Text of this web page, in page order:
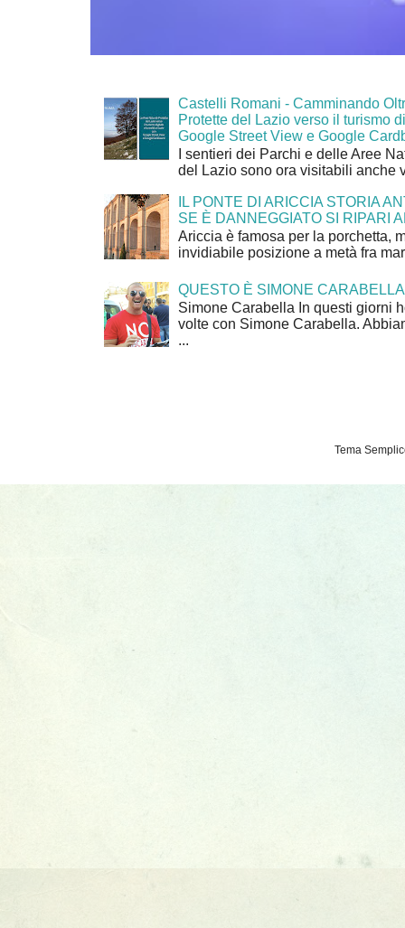
Castelli Romani - Camminando
Protette del Lazio verso il turismo
Google Street View e Google
I sentieri dei Parchi e delle Aree
del Lazio sono ora visitabili anche
IL PONTE DI ARICCIA STORIA
SE È DANNEGGIATO SI RIPARI
Ariccia è famosa per la porchetta,
invidiabile posizione a metà fra
QUESTO È SIMONE CARABELLA
Simone Carabella In questi giorni
volte con Simone Carabella.
...
Tema